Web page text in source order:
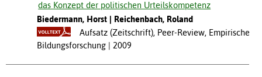
das Konzept der politischen Urteilskompetenz
Biedermann, Horst
Reichenbach, Roland
Aufsatz (Zeitschrift), Peer-Review, Empirische
Bildungsforschung
2009